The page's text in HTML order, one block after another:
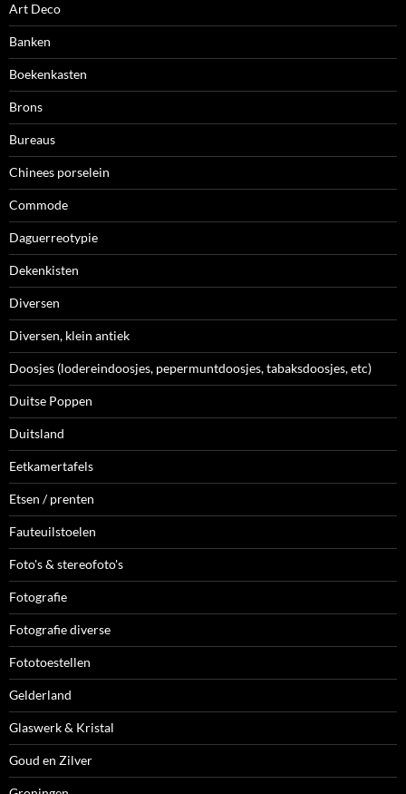
Art Deco
Banken
Boekenkasten
Brons
Bureaus
Chinees porselein
Commode
Daguerreotypie
Dekenkisten
Diversen
Diversen, klein antiek
Doosjes (lodereindoosjes, pepermuntdoosjes, tabaksdoosjes, etc)
Duitse Poppen
Duitsland
Eetkamertafels
Etsen / prenten
Fauteuilstoelen
Foto's & stereofoto's
Fotografie
Fotografie diverse
Fototoestellen
Gelderland
Glaswerk & Kristal
Goud en Zilver